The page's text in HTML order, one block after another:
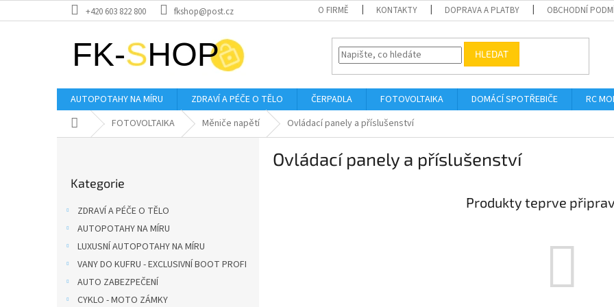
na
+420 603 822 800 fkshop@post.cz O FIRMĚ KONTAKTY DOPRAVA A PLATBY OBCHODNÍ
HLEDAT
AUTOPOTAHY NA MÍRU ZDRAVÍ A PÉČE O TĚLO ČERPADLA FOTOVOLTAIKA DOMÁCÍ SPOTŘEBIČE RC
Domů FOTOVOLTAIKA Měniče napětí Ovládací panely a příslušenství
kategorie
Kategorie
ZDRAVÍ A PÉČE O TĚLO
AUTOPOTAHY NA MÍRU
LUXUSNÍ AUTOPOTAHY NA MÍRU
VANY DO KUFRU - EXCLUSIVNÍ BOOT PROFI
AUTO ZABEZPEČENÍ
CYKLO - MOTO ZÁMKY
Ovládací panely a příslušenství
Produkty teprve